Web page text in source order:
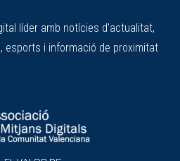
líder amb notícies d'actualitat,
i informació de proximitat